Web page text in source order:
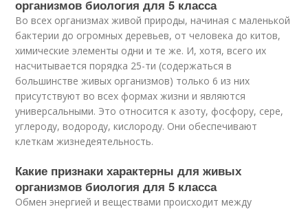
организмов биология для 5 класса
Во всех организмах живой природы, начиная с маленькой
бактерии до огромных деревьев, от человека до китов,
химические элементы одни и те же. И, хотя, всего их
насчитывается порядка 25-ти (содержаться в
большинстве живых организмов) только 6 из них
присутствуют во всех формах жизни и являются
универсальными. Это относится к азоту, фосфору, сере,
углероду, водороду, кислороду. Они обеспечивают
клеткам жизнедеятельность.
Какие признаки характерны для живых
организмов биология для 5 класса
Обмен энергией и веществами происходит между